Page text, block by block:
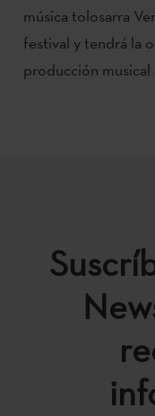
música tolosarra
festival y tendrá la
producción